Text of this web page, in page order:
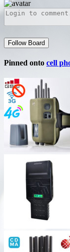
Follow Board
Pinned onto cell